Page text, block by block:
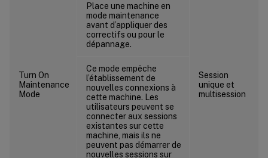
Turn On
Maintenance
Mode
Place une machine en
mode maintenance
avant d’appliquer des
correctifs ou pour le
dépannage.
Session
unique et
multisession
Ce mode empêche
l’établissement de
nouvelles connexions à
cette machine. Les
utilisateurs peuvent se
connecter aux sessions
existantes sur cette
machine, mais ils ne
peuvent pas démarrer de
nouvelles sessions sur